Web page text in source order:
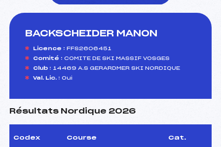
BACKSCHEIDER MANON
Licence : FFS2606451
Comité : COMITE DE SKI MASSIF VOSGES
Club : 14469 A.S GERARDMER SKI NORDIQUE
Val. Lic. : Oui
Résultats Nordique 2026
Codex Course Cat.